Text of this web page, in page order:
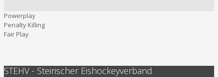
Powerplay
Penalty Killing
Fair Play
STEHV - Steirischer Eishockeyverband